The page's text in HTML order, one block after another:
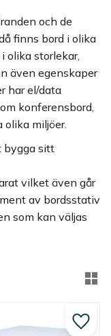
och de
finns bord i olika
olika storlekar,
även egenskaper
har el/data
konferensbord,
olika miljöer.
bygga sitt
vilket även går
av bordsstativ
som kan väljas
Lägg